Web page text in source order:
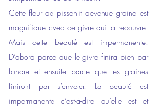
Cette fleur de pissenlit devenue graine est
magnifique avec ce givre qui la recouvre.
Mais cette beauté est impermanente.
D’abord parce que le givre finira bien par
fondre et ensuite parce que les graines
finiront par s’envoler. La beauté est
impermanente c’est-à-dire qu’elle est et